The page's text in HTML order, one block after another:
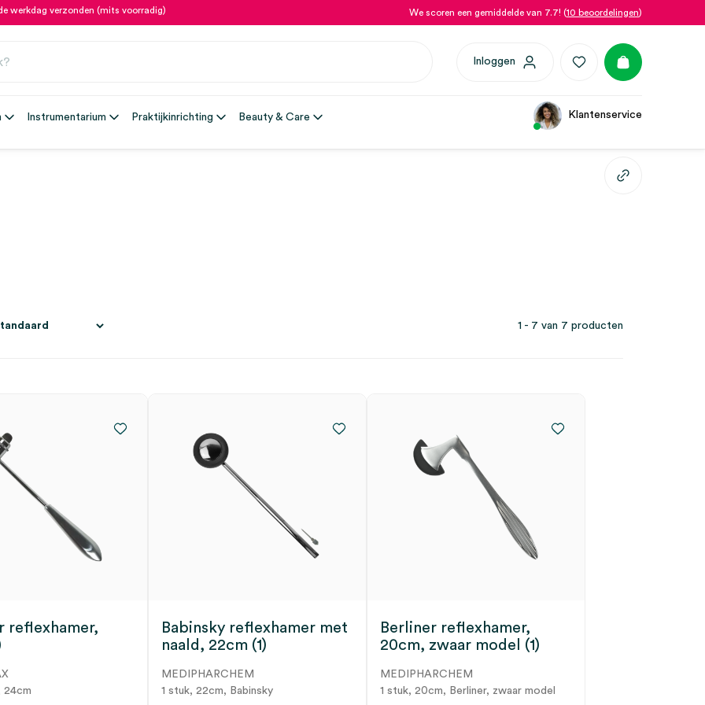
werkdag verzonden (mits voorradig) We scoren een gemiddelde van 7.7! (10 beoordelingen)
Inloggen
Instrumentarium Praktijkinrichting Beauty & Care Klantenservice
1 - 7 van 7 producten
reflexhamer,
24cm
Babinsky reflexhamer met
naald, 22cm (1)
MEDIPHARCHEM
1 stuk, 22cm, Babinsky
Berliner reflexhamer,
20cm, zwaar model (1)
MEDIPHARCHEM
1 stuk, 20cm, Berliner, zwaar model